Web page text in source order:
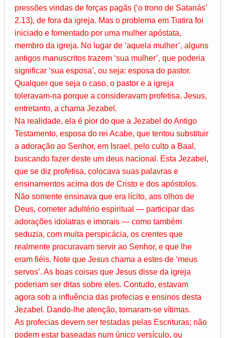
pressões vindas de forças pagãs (‘o trono de Satanás’
2.13), de fora da igreja. Mas o problema em Tiatira foi
iniciado e fomentado por uma mulher apóstata,
membro da igreja. No lugar de ‘aquela mulher’, alguns
antigos manuscritos trazem ‘sua mulher’, que poderia
significar ‘sua esposa’, ou seja: esposa do pastor.
Qualquer que seja o caso, o pastor e a igreja
toleravam-na porque a consideravam profetisa. Jesus,
entretanto, a chama Jezabel.
Na realidade, ela é pior do que a Jezabel do Antigo
Testamento, esposa do rei Acabe, que tentou substituir
a adoração ao Senhor, em Israel, pelo culto a Baal,
buscando fazer deste um deus nacional. Esta Jezabel,
que se diz profetisa, colocava suas palavras e
ensinamentos acima dos de Cristo e dos apóstolos.
Não somente ensinava que era lícito, aos olhos de
Deus, cometer adultério espiritual — participar das
adorações idolatras e imorais — como também
seduzia, com muita perspicácia, os crentes que
realmente procuravam servir ao Senhor, e que lhe
eram fiéis. Note que Jesus chama a estes de ‘meus
servos’. As boas coisas que Jesus disse da igreja
poderiam ser ditas sobre eles. Contudo, estavam
agora sob a influência das profecias e ensinos desta
Jezabel. Dando-lhe atenção, tornaram-se vítimas.
As profecias devem ser testadas pelas Escrituras; não
podem estar baseadas num único versículo, ou